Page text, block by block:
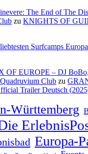
The End of The
zu KNIGHTS OF
Surfcamps
OF EUROPE – DJ
Club zu
Trailer Deutsch
Württemberg
Europa-